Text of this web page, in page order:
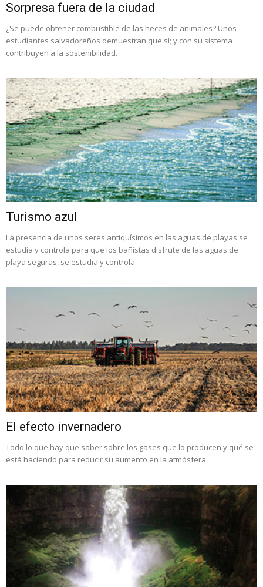
Sorpresa fuera de la ciudad
¿Se puede obtener combustible de las heces de animales? Unos
estudiantes salvadoreños demuestran que sí; y con su sistema
contribuyen a la sostenibilidad.
Turismo azul
La presencia de unos seres antiquísimos en las aguas de playas se
estudia y controla para que los bañistas disfrute de las aguas de
playa seguras, se estudia y controla
El efecto invernadero
Todo lo que hay que saber sobre los gases que lo producen y qué se
está haciendo para reducir su aumento en la atmósfera.